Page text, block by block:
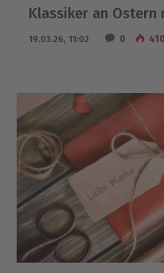
Klassiker an Ostern
19.03.26, 11:02 0